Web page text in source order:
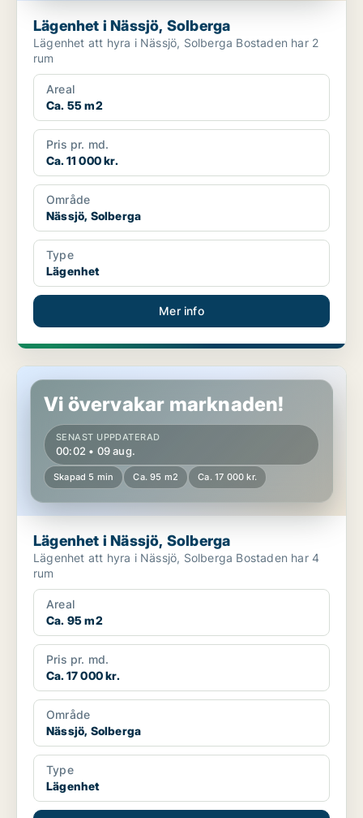
Lägenhet i Nässjö, Solberga
Lägenhet att hyra i Nässjö, Solberga Bostaden har 2
rum
Areal
Ca. 55 m2
Pris pr. md.
Ca. 11 000 kr.
Område
Nässjö, Solberga
Type
Lägenhet
Mer info
Lägenhet i Nässjö, Solberga
Vi övervakar marknaden!
SENAST UPPDATERAD
00:02 • 09 aug.
Skapad 5 min Ca. 95 m2 Ca. 17 000 kr.
Lägenhet i Nässjö, Solberga
Lägenhet att hyra i Nässjö, Solberga Bostaden har 4
rum
Areal
Ca. 95 m2
Pris pr. md.
Ca. 17 000 kr.
Område
Nässjö, Solberga
Type
Lägenhet